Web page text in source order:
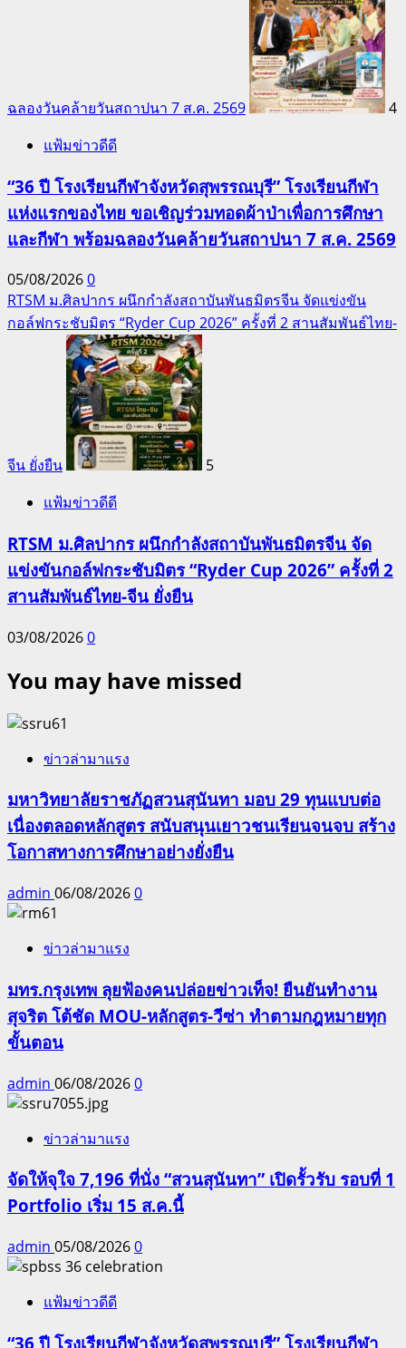
ฉลองวันคล้ายวันสถาปนา 7 ส.ค. 2569
4
แฟ้มข่าวดีดี
“36 ปี โรงเรียนกีฬาจังหวัดสุพรรณบุรี” โรงเรียนกีฬา
แห่งแรกของไทย ขอเชิญร่วมทอดผ้าป่าเพื่อการศึกษา
และกีฬา พร้อมฉลองวันคล้ายวันสถาปนา 7 ส.ค. 2569
05/08/20260
RTSM ม.ศิลปากร ผนึกกำลังสถาบันพันธมิตรจีน จัดแข่งขัน
กอล์ฟกระชับมิตร “Ryder Cup 2026” ครั้งที่ 2 สานสัมพันธ์ไทย-
จีน ยั่งยืน
5
แฟ้มข่าวดีดี
RTSM ม.ศิลปากร ผนึกกำลังสถาบันพันธมิตรจีน จัด
แข่งขันกอล์ฟกระชับมิตร “Ryder Cup 2026” ครั้งที่ 2
สานสัมพันธ์ไทย-จีน ยั่งยืน
03/08/20260
You may have missed
ข่าวล่ามาแรง
มหาวิทยาลัยราชภัฏสวนสุนันทา มอบ 29 ทุนแบบต่อ
เนื่องตลอดหลักสูตร สนับสนุนเยาวชนเรียนจนจบ สร้าง
โอกาสทางการศึกษาอย่างยั่งยืน
admin 06/08/20260
ข่าวล่ามาแรง
มทร.กรุงเทพ ลุยฟ้องคนปล่อยข่าวเท็จ! ยืนยันทำงาน
สุจริต โต้ชัด MOU-หลักสูตร-วีซ่า ทำตามกฎหมายทุก
ขั้นตอน
admin 06/08/20260
ข่าวล่ามาแรง
จัดให้จุใจ 7,196 ที่นั่ง “สวนสุนันทา” เปิดรั้วรับ รอบที่ 1
Portfolio เริ่ม 15 ส.ค.นี้
admin 05/08/20260
แฟ้มข่าวดีดี
“36 ปี โรงเรียนกีฬาจังหวัดสุพรรณบุรี” โรงเรียนกีฬา